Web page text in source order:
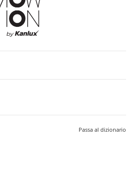
Passa al dizionario